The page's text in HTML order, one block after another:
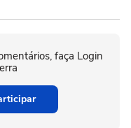
faça Login